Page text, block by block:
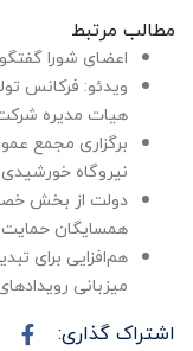
مطالب مرتبط
اعضای شورا گفتگو
ویدئو: فرکانس
هیات مدیره
برگزاری مجمع
نیروگاه
دولت از بخش
همسایگان
هم‌افزایی برای
میزبانی
اشتراک گذاری: